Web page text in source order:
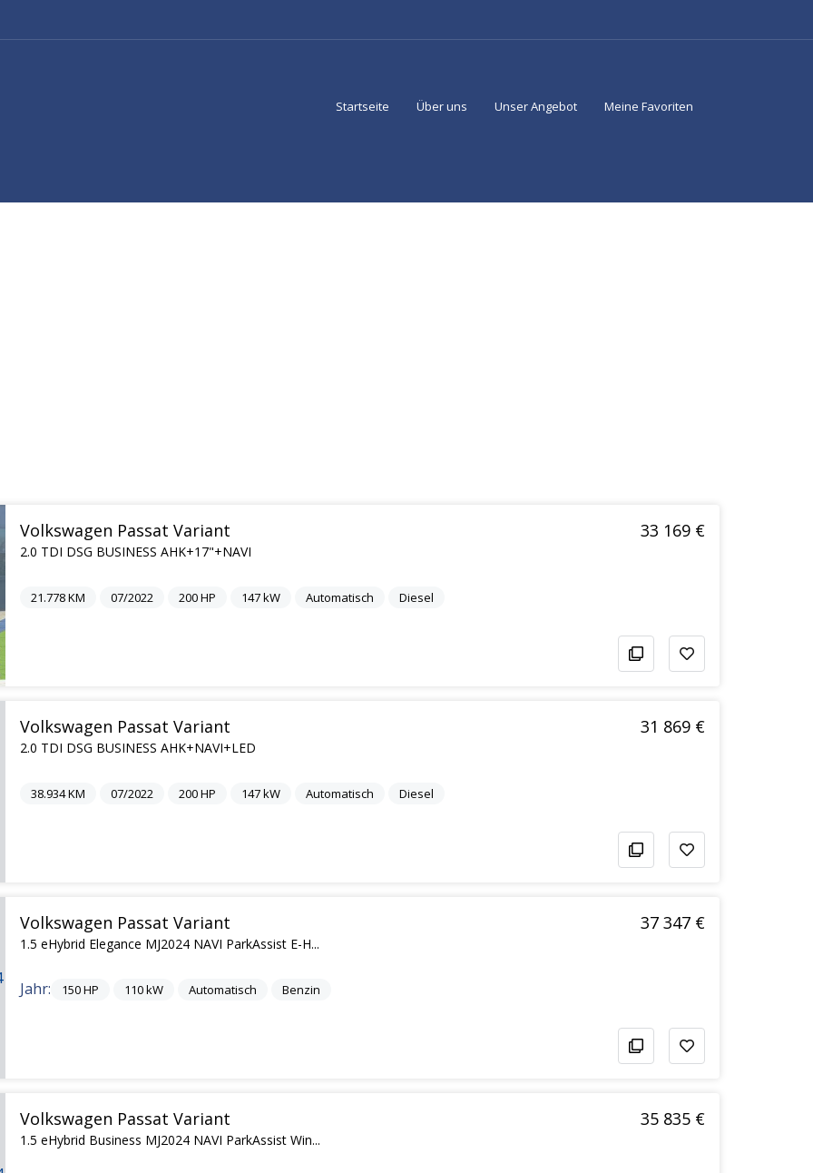
Startseite Über uns Unser Angebot Meine Favoriten
Volkswagen Passat Variant
2.0 TDI DSG BUSINESS AHK+17"+NAVI
33 169 €
21.778KM 07/2022 200HP 147kW Automatisch Diesel
Volkswagen Passat Variant
2.0 TDI DSG BUSINESS AHK+NAVI+LED
31 869 €
38.934KM 07/2022 200HP 147kW Automatisch Diesel
Volkswagen Passat Variant
1.5 eHybrid Elegance MJ2024 NAVI ParkAssist E-H...
37 347 €
Jahr: 150HP 110kW Automatisch Benzin
Volkswagen Passat Variant
1.5 eHybrid Business MJ2024 NAVI ParkAssist Win...
35 835 €